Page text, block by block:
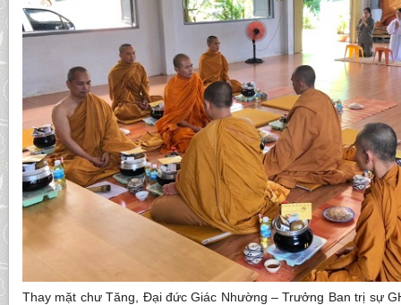
Thay mặt chư Tăng, Đại đức Giác Nhường – Trưởng Ban trị sự